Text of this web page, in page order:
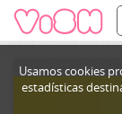
Usamos cookies
estadísticas